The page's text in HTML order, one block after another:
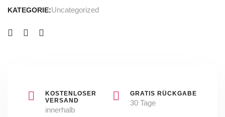
KATEGORIE:Uncategorized
KOSTENLOSER
VERSAND
innerhalb
GRATIS RÜCKGABE
30 Tage